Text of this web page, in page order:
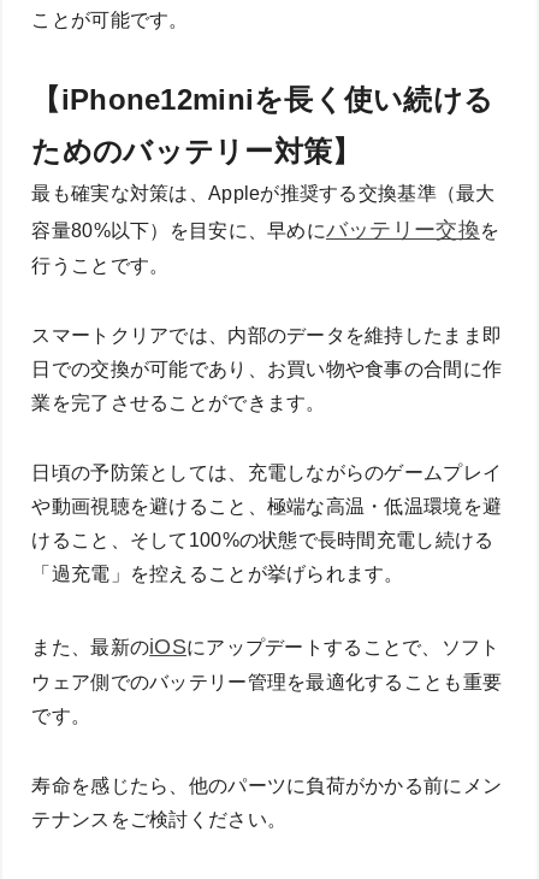
ことが可能です。
【iPhone12miniを長く使い続ける
ためのバッテリー対策】
最も確実な対策は、Appleが推奨する交換基準（最大
容量80%以下）を目安に、早めにバッテリー交換を
行うことです。
スマートクリアでは、内部のデータを維持したまま即
日での交換が可能であり、お買い物や食事の合間に作
業を完了させることができます。
日頃の予防策としては、充電しながらのゲームプレイ
や動画視聴を避けること、極端な高温・低温環境を避
けること、そして100%の状態で長時間充電し続ける
「過充電」を控えることが挙げられます。
また、最新のiOSにアップデートすることで、ソフト
ウェア側でのバッテリー管理を最適化することも重要
です。
寿命を感じたら、他のパーツに負荷がかかる前にメン
テナンスをご検討ください。